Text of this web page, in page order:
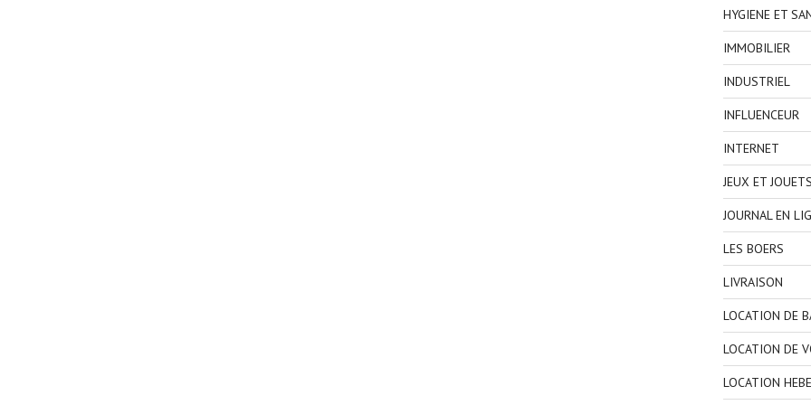
HYGIENE ET
IMMOBILIER
INDUSTRIEL
INFLUENCEUR
INTERNET
JEUX ET JOUETS
JOURNAL EN
LES BOERS
LIVRAISON
LOCATION DE
LOCATION DE
LOCATION